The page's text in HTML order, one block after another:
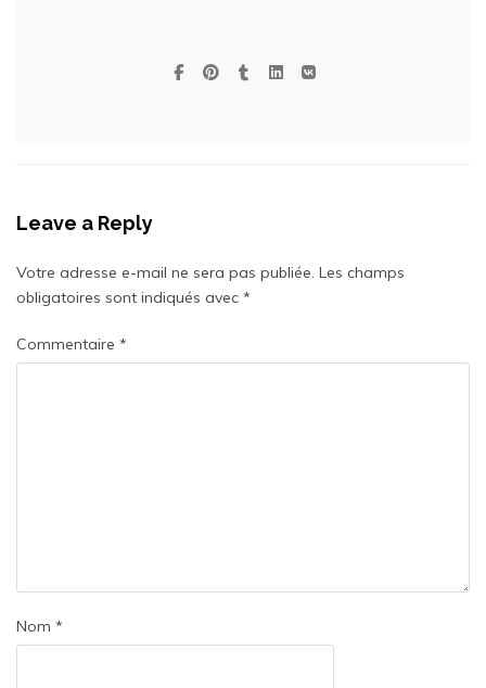
Leave a Reply
Votre adresse e-mail ne sera pas publiée. Les champs
obligatoires sont indiqués avec *
Commentaire *
Nom *